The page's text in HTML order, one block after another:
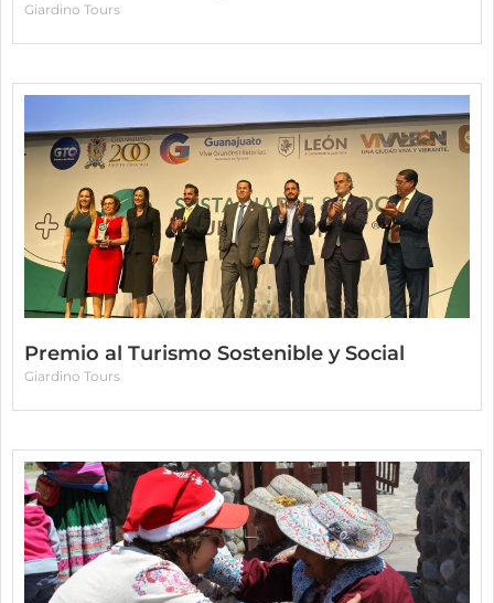
Giardino Tours
Premio al Turismo Sostenible y Social
Giardino Tours